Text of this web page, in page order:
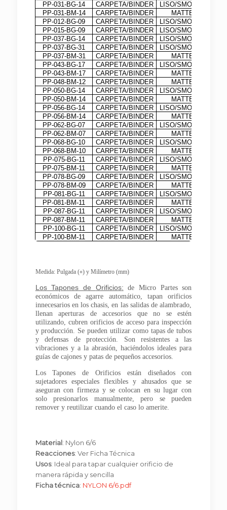
PP-031-BG-14
CARPETA/BINDER LISO/SMOOTH
PP-031-BM-14
CARPETA/BINDER MATTE
PP-012-BG-09
CARPETA/BINDER LISO/SMOOTH
PP-015-BG-09
CARPETA/BINDER LISO/SMOOTH
PP-037-BG-14
CARPETA/BINDER LISO/SMOOTH
PP-037-BG-31
CARPETA/BINDER LISO/SMOOTH
PP-037-BM-31
CARPETA/BINDER MATTE
PP-043-BG-17
CARPETA/BINDER LISO/SMOOTH
PP-043-BM-17
CARPETA/BINDER MATTE
PP-048-BM-12
CARPETA/BINDER MATTE
PP-050-BG-14
CARPETA/BINDER LISO/SMOOTH
PP-050-BM-14
CARPETA/BINDER MATTE
PP-056-BG-14
CARPETA/BINDER LISO/SMOOTH
PP-056-BM-14
CARPETA/BINDER MATTE
PP-062-BG-07
CARPETA/BINDER LISO/SMOOTH
PP-062-BM-07
CARPETA/BINDER MATTE
PP-068-BG-10
CARPETA/BINDER LISO/SMOOTH
PP-068-BM-10
CARPETA/BINDER MATTE
PP-075-BG-11
CARPETA/BINDER LISO/SMOOTH
PP-075-BM-11
CARPETA/BINDER MATTE
PP-078-BG-09
CARPETA/BINDER LISO/SMOOTH
PP-078-BM-09
CARPETA/BINDER MATTE
PP-081-BG-11
CARPETA/BINDER LISO/SMOOTH
PP-081-BM-11
CARPETA/BINDER MATTE
PP-087-BG-11
CARPETA/BINDER LISO/SMOOTH
PP-087-BM-11
CARPETA/BINDER MATTE
PP-100-BG-11
CARPETA/BINDER LISO/SMOOTH
PP-100-BM-11
CARPETA/BINDER MATTE
Medida: Pulgada («) y Milímetro (mm)
Los Tapones de Orificios: de Micro Partes son
económicos de agarre automático, tapan orificios
innecesarios en los chasis, en las salidas de alambrado,
llenan aperturas de accesorios que no se estén
utilizando, cubren orificios de acceso para inspección
y producción. Se pueden utilizar como tapas de tubos
y defensas de protección. Son resistentes a las
vibraciones y a la abrasión, haciéndolos ideales para
guías de cajones y patas de pequeños accesorios.
Los Tapones de Orificios están diseñados con
sujetadores especiales flexibles y ahusados que se
aseguran con firmeza y se colocan en su lugar con
solo presionarlos manualmente, pero se pueden
remover y reutilizar cuando el caso lo amerite.
Material: Nylon 6/6
Reacciones: Ver Ficha Técnica
Usos: Ideal para tapar cualquier orificio de
manera rápida y sencilla
Ficha técnica: NYLON 6/6.pdf